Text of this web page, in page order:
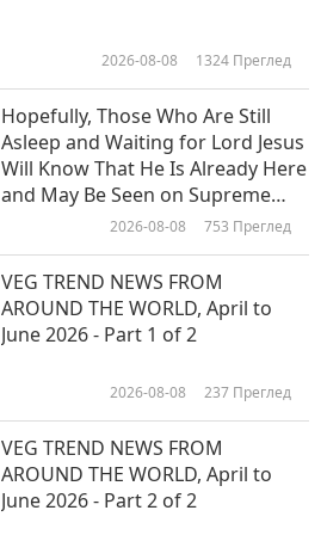
вие гледате Суприм Мастър
Телевижън: Бъдете Вегани,
Живейте Зелено, за да Спасим
Планетата – част 9
2019-12-19 6374Преглед
вие гледате Суприм Мастър
Телевижън: Бъдете Вегани,
Живейте Зелено, за да Спасим
Планетата – част 10
2020-06-15 7973
2026-08-08 1324 Преглед
Hopefully, Those Who Are Still
Asleep and Waiting for Lord Jesus
Will Know That He Is Already Here
and May Be Seen on Supreme
Master Television
2026-08-08 753 Преглед
VEG TREND NEWS FROM
AROUND THE WORLD, April to
June 2026 - Part 1 of 2
2026-08-08 237 Преглед
VEG TREND NEWS FROM
AROUND THE WORLD, April to
June 2026 - Part 2 of 2